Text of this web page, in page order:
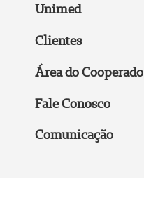
Unimed
Clientes
Área do Cooperado
Fale Conosco
Comunicação